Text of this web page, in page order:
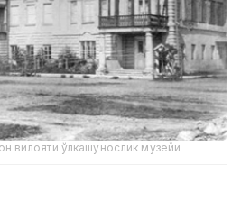
вилояти ўлкашунослик музейи